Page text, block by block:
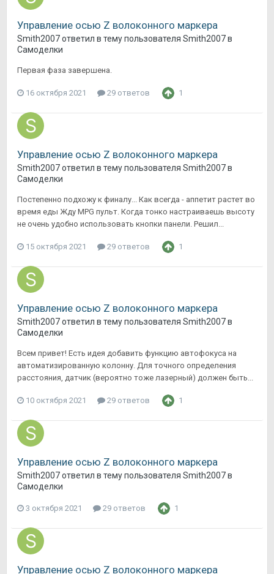
Управление осью Z волоконного маркера
Smith2007ответил в тему пользователя Smith2007в
Самоделки
Первая фаза завершена.
16 октября 2021 29 ответов 1
Управление осью Z волоконного маркера
Smith2007ответил в тему пользователя Smith2007в
Самоделки
Постепенно подхожу к финалу... Как всегда - аппетит растет во
время еды Жду MPG пульт. Когда тонко настраиваешь высоту
не очень удобно использовать кнопки панели. Решил...
15 октября 2021 29 ответов 1
Управление осью Z волоконного маркера
Smith2007ответил в тему пользователя Smith2007в
Самоделки
Всем привет! Есть идея добавить функцию автофокуса на
автоматизированную колонну. Для точного определения
расстояния, датчик (вероятно тоже лазерный) должен быть...
10 октября 2021 29 ответов 1
Управление осью Z волоконного маркера
Smith2007ответил в тему пользователя Smith2007в
Самоделки
3 октября 2021 29 ответов 1
Управление осью Z волоконного маркера